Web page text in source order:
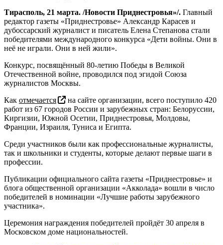
Тирасполь, 21 марта. /Новости Приднестровья»/. Главный
редактор газеты «Приднестровье» Александр Карасев и
дубоссарский журналист и писатель Елена Степанова стали
победителями международного конкурса «Дети войны. Они в
неё не играли. Они в ней жили».
Конкурс, посвящённый 80-летию Победы в Великой
Отечественной войне, проводился под эгидой Союза
журналистов Москвы.
Как отмечается
на сайте организации, всего поступило 420
работ из 67 городов России и зарубежных стран: Белоруссии,
Киргизии, Южной Осетии, Приднестровья, Молдовы,
Франции, Израиля, Туниса и Египта.
Среди участников были как профессиональные журналисты,
так и школьники и студенты, которые делают первые шаги в
профессии.
Публикации официального сайта газеты «Приднестровье» и
блога общественной организации «Акколада» вошли в число
победителей в номинации «Лучшие работы зарубежного
участника».
Церемония награждения победителей пройдёт 30 апреля в
Московском доме национальностей.